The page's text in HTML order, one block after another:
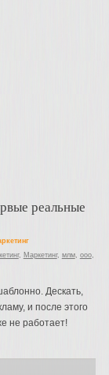
реальные
, Маркетинг, млм, ооо,
Дескать,
и после этого
не работает!